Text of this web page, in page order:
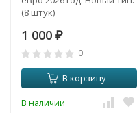
(8 штук)
1 000 ₽
0
В корзину
В наличии